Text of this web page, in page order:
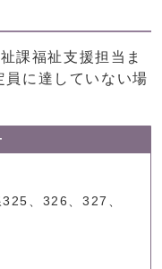
課福祉支援担当ま
員に達していない場
、326、327、